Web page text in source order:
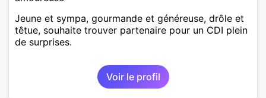
Jeune et sympa, gourmande et généreuse, drôle et
têtue, souhaite trouver partenaire pour un CDI plein
de surprises.
Voir le profil